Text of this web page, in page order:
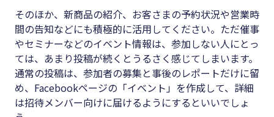
そのほか、新商品の紹介、お客さまの予約状況や営業時
間の告知などにも積極的に活用してください。ただ催事
やセミナーなどのイベント情報は、参加しない人にとっ
ては、あまり投稿が続くとうるさく感じてしまいます。
通常の投稿は、参加者の募集と事後のレポートだけに留
め、Facebookページの「イベント」を作成して、詳細
は招待メンバー向けに届けるようにするといいでしょ